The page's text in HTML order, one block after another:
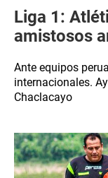
Liga 1:
amistosos
Ante equipos
internacionales.
Chaclacayo